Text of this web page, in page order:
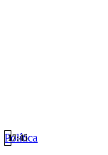
Política
17:45